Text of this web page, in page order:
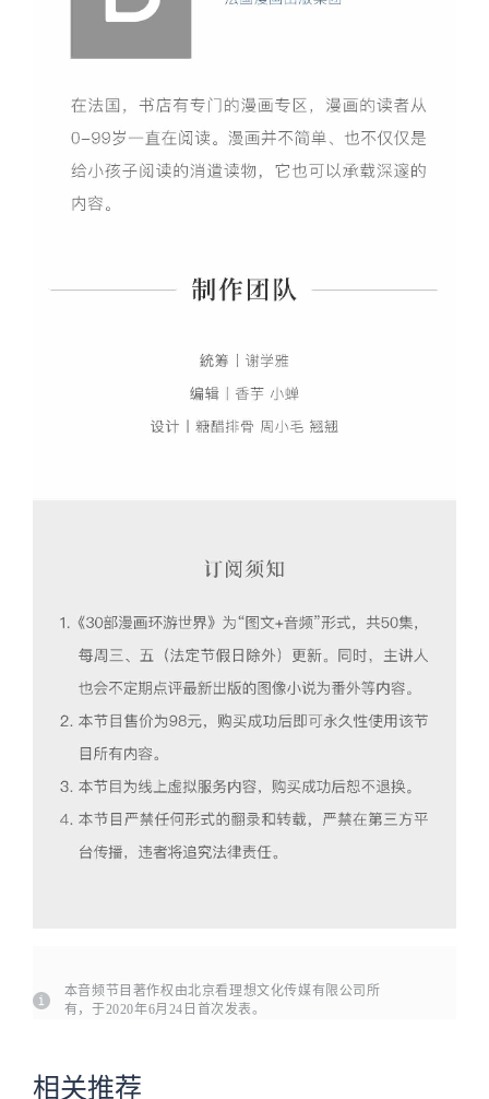
本音频节目著作权由北京看理想文化传媒有限公司所
有，于2020年6月24日首次发表。
相关推荐